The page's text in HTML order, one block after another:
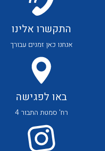
לכל מוצרי היצרן
התקשרו אלינו
אנחנו כאן זמנים עבורך
באו לפגישה
רח' סמטת התבור 4